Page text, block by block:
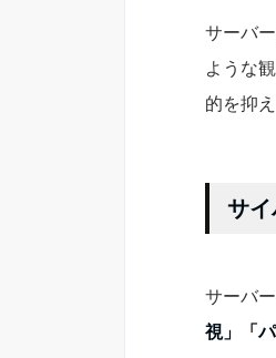
サーバ
ような
的を抑
サ
サーバ
視」「